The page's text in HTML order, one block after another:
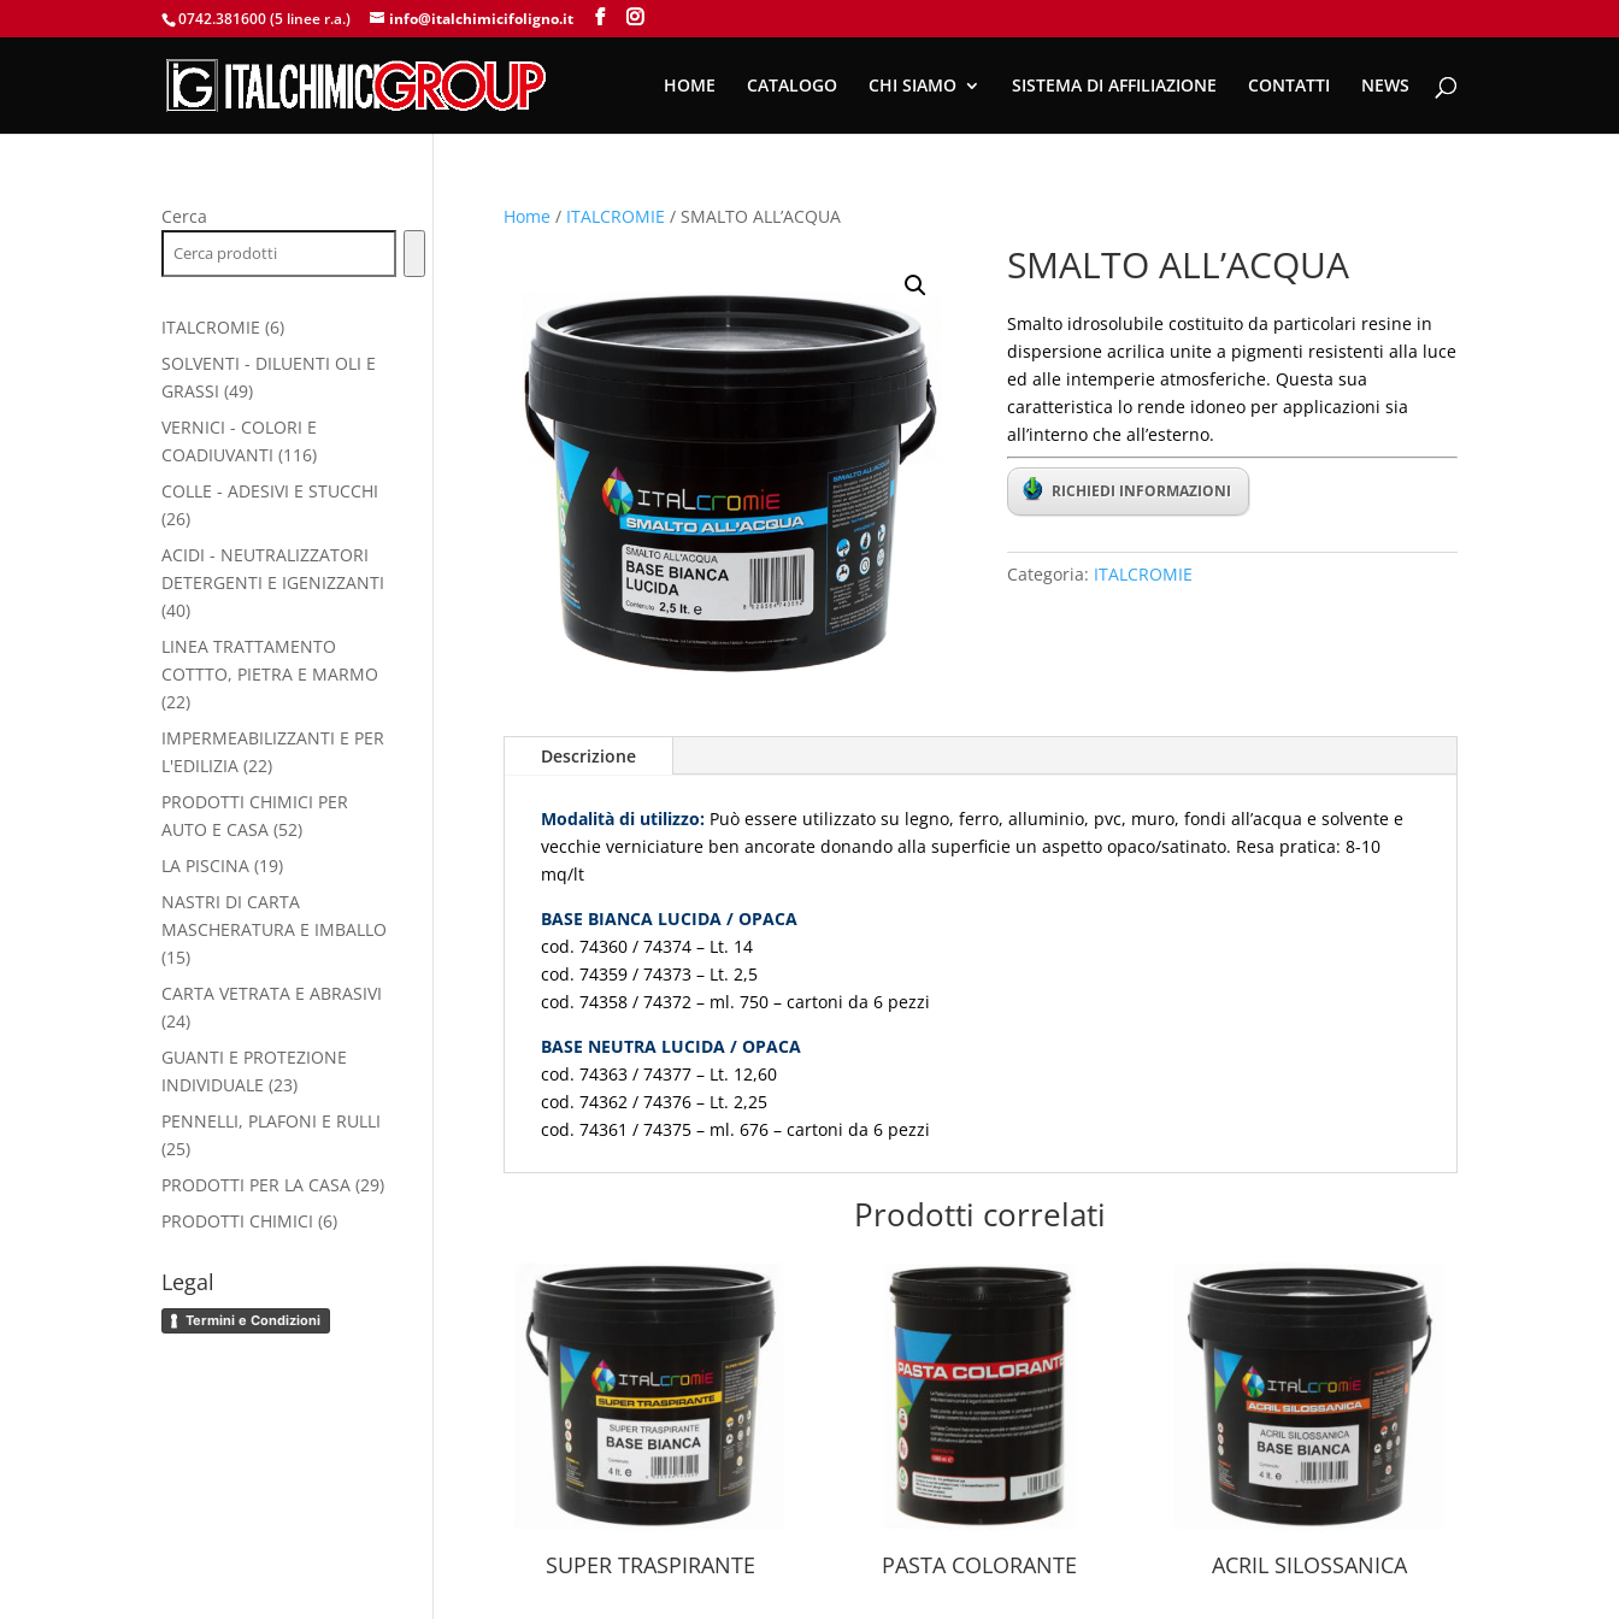
0742.381600 (5 linee r.a.) info@italchimicifoligno.it
HOME CATALOGO CHI SIAMO SISTEMA DI AFFILIAZIONE CONTATTI NEWS
Home/ ITALCROMIE / SMALTO ALL’ACQUA
SMALTO ALL’ACQUA
Smalto idrosolubile costituito da particolari resine in
dispersione acrilica unite a pigmenti resistenti alla luce
ed alle intemperie atmosferiche. Questa sua
caratteristica lo rende idoneo per applicazioni sia
all’interno che all’esterno.
RICHIEDI INFORMAZIONI
Categoria: ITALCROMIE
Descrizione
Modalità di utilizzo: Può essere utilizzato su legno, ferro, alluminio, pvc, muro, fondi all’acqua e solvente e
vecchie verniciature ben ancorate donando alla superficie un aspetto opaco/satinato. Resa pratica: 8-10
mq/lt
BASE BIANCA LUCIDA / OPACA
cod. 74360 / 74374 – Lt. 14
cod. 74359 / 74373 – Lt. 2,5
cod. 74358 / 74372 – ml. 750 – cartoni da 6 pezzi
BASE NEUTRA LUCIDA / OPACA
cod. 74363 / 74377 – Lt. 12,60
cod. 74362 / 74376 – Lt. 2,25
cod. 74361 / 74375 – ml. 676 – cartoni da 6 pezzi
Prodotti correlati
SUPER TRASPIRANTE PASTA COLORANTE ACRIL SILOSSANICA
Cerca
ITALCROMIE 66
prodotti
SOLVENTI - DILUENTI OLI E
GRASSI 4949
prodotti
VERNICI - COLORI E
COADIUVANTI 116116
prodotti
COLLE - ADESIVI E STUCCHI
2626
prodotti
ACIDI - NEUTRALIZZATORI
DETERGENTI E IGENIZZANTI
4040
prodotti
LINEA TRATTAMENTO
COTTTO, PIETRA E MARMO
2222
prodotti
IMPERMEABILIZZANTI E PER
L'EDILIZIA 2222
prodotti
PRODOTTI CHIMICI PER
AUTO E CASA 5252
LA PISCINA 1919
prodotti
NASTRI DI CARTA
MASCHERATURA E IMBALLO
1515
prodotti
CARTA VETRATA E ABRASIVI
2424
prodotti
GUANTI E PROTEZIONE
INDIVIDUALE 2323
prodotti
PENNELLI, PLAFONI E RULLI
2525
prodotti
PRODOTTI PER LA CASA 2929
PRODOTTI CHIMICI 66
Legal
Termini e Condizioni